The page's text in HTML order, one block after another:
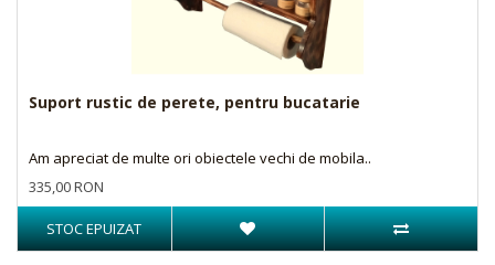
Suport rustic de perete, pentru bucatarie
Am apreciat de multe ori obiectele vechi de mobila..
335,00 RON
STOC EPUIZAT